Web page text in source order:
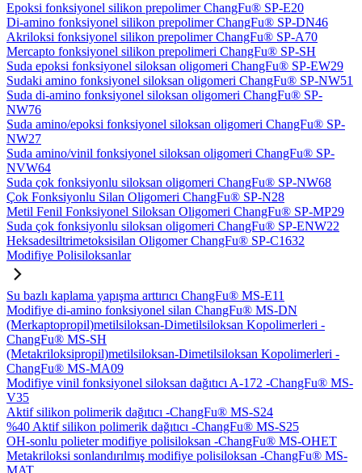
Epoksi fonksiyonel silikon prepolimer ChangFu® SP-E20
Di-amino fonksiyonel silikon prepolimer ChangFu® SP-DN46
Akriloksi fonksiyonel silikon prepolimer ChangFu® SP-A70
Mercapto fonksiyonel silikon prepolimeri ChangFu® SP-SH
Suda epoksi fonksiyonel siloksan oligomeri ChangFu® SP-EW29
Sudaki amino fonksiyonel siloksan oligomeri ChangFu® SP-NW51
Suda di-amino fonksiyonel siloksan oligomeri ChangFu® SP-
NW76
Suda amino/epoksi fonksiyonel siloksan oligomeri ChangFu® SP-
NW27
Suda amino/vinil fonksiyonel siloksan oligomeri ChangFu® SP-
NVW64
Suda çok fonksiyonlu siloksan oligomeri ChangFu® SP-NW68
Çok Fonksiyonlu Silan Oligomeri ChangFu® SP-N28
Metil Fenil Fonksiyonel Siloksan Oligomeri ChangFu® SP-MP29
Suda çok fonksiyonlu siloksan oligomeri ChangFu® SP-ENW22
Heksadesiltrimetoksisilan Oligomer ChangFu® SP-C1632
Modifiye Polisiloksanlar
Su bazlı kaplama yapışma arttırıcı ChangFu® MS-E11
Modifiye di-amino fonksiyonel silan ChangFu® MS-DN
(Merkaptopropil)metilsiloksan-Dimetilsiloksan Kopolimerleri -
ChangFu® MS-SH
(Metakriloksipropil)metilsiloksan-Dimetilsiloksan Kopolimerleri -
ChangFu® MS-MA09
Modifiye vinil fonksiyonel siloksan dağıtıcı A-172 -ChangFu® MS-
V35
Aktif silikon polimerik dağıtıcı -ChangFu® MS-S24
%40 Aktif silikon polimerik dağıtıcı -ChangFu® MS-S25
OH-sonlu polieter modifiye polisiloksan -ChangFu® MS-OHET
Metakriloksi sonlandırılmış modifiye polisiloksan -ChangFu® MS-
MAT